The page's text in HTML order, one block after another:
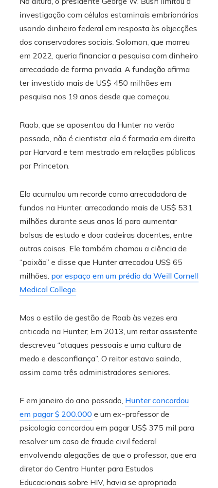
investigação com células estaminais embrionárias
usando dinheiro federal em resposta às objecções
dos conservadores sociais. Solomon, que morreu
em 2022, queria financiar a pesquisa com dinheiro
arrecadado de forma privada. A fundação afirma
ter investido mais de US$ 450 milhões em
pesquisa nos 19 anos desde que começou.
Raab, que se aposentou da Hunter no verão
passado, não é cientista: ela é formada em direito
por Harvard e tem mestrado em relações públicas
por Princeton.
Ela acumulou um recorde como arrecadadora de
fundos na Hunter, arrecadando mais de US$ 531
milhões durante seus anos lá para aumentar
bolsas de estudo e doar cadeiras docentes, entre
outras coisas. Ele também chamou a ciência de
“paixão” e disse que Hunter arrecadou US$ 65
milhões. por espaço em um prédio da Weill Cornell
Medical College.
Mas o estilo de gestão de Raab às vezes era
criticado na Hunter; Em 2013, um reitor assistente
descreveu “ataques pessoais e uma cultura de
medo e desconfiança”. O reitor estava saindo,
assim como três administradores seniores.
E em janeiro do ano passado, Hunter concordou
em pagar $ 200.000 e um ex-professor de
psicologia concordou em pagar US$ 375 mil para
resolver um caso de fraude civil federal
envolvendo alegações de que o professor, que era
diretor do Centro Hunter para Estudos
Educacionais sobre HIV, havia se apropriado